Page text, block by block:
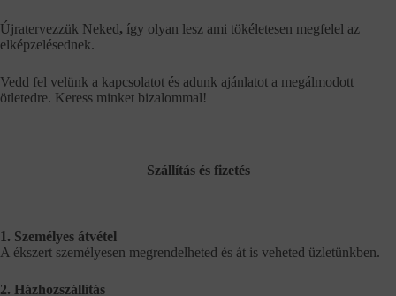
Újratervezzük Neked, így olyan lesz ami tökéletesen megfelel az
elképzelésednek.
Vedd fel velünk a kapcsolatot és adunk ajánlatot a megálmodott
ötletedre. Keress minket bizalommal!
Szállítás és fizetés
1. Személyes átvétel
A ékszert személyesen megrendelheted és át is veheted üzletünkben.
2. Házhozszállítás